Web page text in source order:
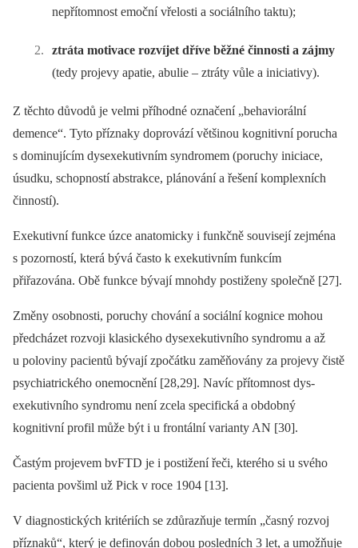
nepřítomnost emoční vřelosti a sociálního taktu);
ztráta motivace rozvíjet dříve běžné činnosti a zájmy
(tedy projevy apatie, abulie –⁠ ztráty vůle a iniciativy).
Z těchto důvodů je velmi příhodné označení „behaviorální
demence“. Tyto příznaky doprovází většinou kognitivní porucha
s dominujícím dysexekutivním syndromem (poruchy iniciace,
úsudku, schopností abstrakce, plánování a řešení komplexních
činností).
Exekutivní funkce úzce anatomicky i funkčně souvisejí zejména
s pozorností, která bývá často k exekutivním funkcím
přiřazována. Obě funkce bývají mnohdy postiženy společně [27].
Změny osobnosti, poruchy chování a sociální kognice mohou
předcházet rozvoji klasického dysexekutivního syndromu a až
u poloviny pacientů bývají zpočátku zaměňovány za projevy čistě
psychiatrického onemocnění [28,29]. Navíc přítomnost dys­
exekutivního syndromu není zcela specifická a obdobný
kognitivní profil může být i u frontální varianty AN [30].
Častým projevem bvFTD je i postižení řeči, kterého si u svého
pacienta povšiml už Pick v roce 1904 [13].
V dia­gnostických kritériích se zdůrazňuje termín „časný rozvoj
příznaků“, který je definován dobou posledních 3 let, a umožňuje